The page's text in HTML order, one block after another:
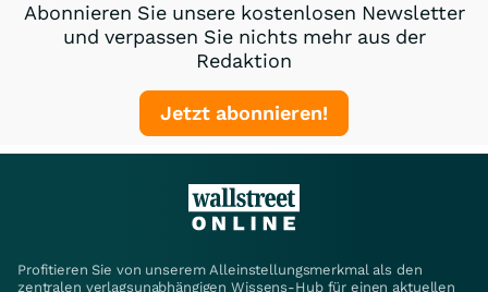
Abonnieren Sie unsere kostenlosen Newsletter
und verpassen Sie nichts mehr aus der
Redaktion
Jetzt abonnieren!
Profitieren Sie von unserem Alleinstellungsmerkmal als den
zentralen verlagsunabhängigen Wissens-Hub für einen aktuellen